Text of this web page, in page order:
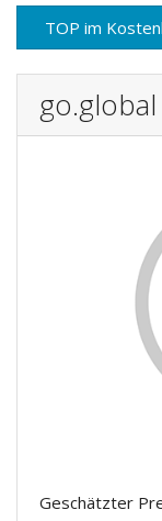
TOP im
go.global
Geschätzter